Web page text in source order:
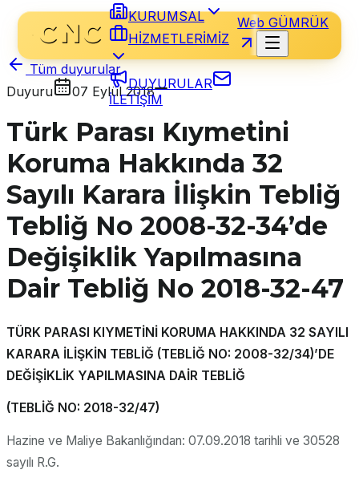
KURUMSAL
HİZMETLERİMİZ
DUYURULAR
İLETİŞİM
Web GÜMRÜK
Tüm duyurular
Duyuru
07 Eylül 2018
Türk Parası Kıymetini
Koruma Hakkında 32
Sayılı Karara İlişkin Tebliğ
Tebliğ No 2008-32-34’de
Değişiklik Yapılmasına
Dair Tebliğ No 2018-32-47
TÜRK PARASI KIYMETİNİ KORUMA HAKKINDA 32 SAYILI
KARARA İLİŞKİN TEBLİĞ (TEBLİĞ NO: 2008-32/34)’DE
DEĞİŞİKLİK YAPILMASINA DAİR TEBLİĞ
(TEBLİĞ NO: 2018-32/47)
Hazine ve Maliye Bakanlığından: 07.09.2018 tarihli ve 30528
sayılı R.G.